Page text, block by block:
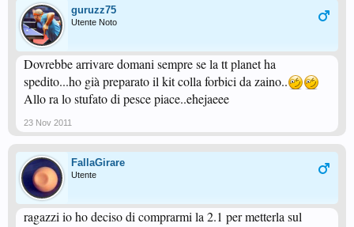
guruzz75
Utente Noto
Dovrebbe arrivare domani sempre se la tt planet ha
spedito...ho già preparato il kit colla forbici da zaino..
Allo ra lo stufato di pesce piace..ehejaeee
23 Nov 2011
FallaGirare
Utente
ragazzi io ho deciso di comprarmi la 2.1 per metterla sul